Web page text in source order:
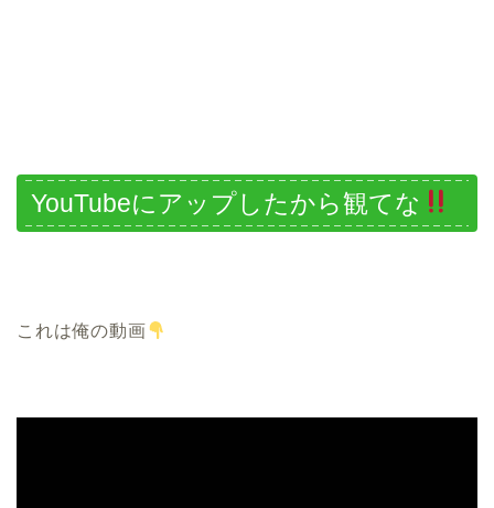
YouTubeにアップしたから観てな
これは俺の動画